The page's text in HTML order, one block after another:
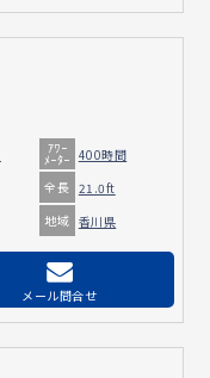
ｱﾜｰ
ﾒｰﾀｰ 400時間
全長 21.0ft
地域 香川県
メール問合せ